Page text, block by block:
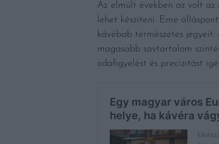
Az elmúlt években az volt az
lehet készíteni. Eme
kávébab természetes
magasabb savtartalom
odafigyelést és precizitást